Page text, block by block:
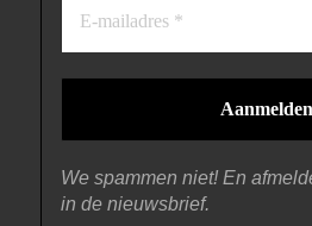
We spammen niet! En
in de nieuwsbrief.